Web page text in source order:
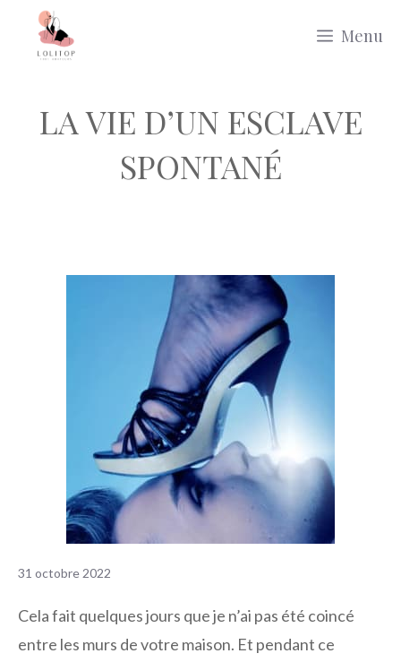
Menu
LA VIE D’UN ESCLAVE
SPONTANÉ
31 octobre 2022
Cela fait quelques jours que je n’ai pas été coincé
entre les murs de votre maison. Et pendant ce